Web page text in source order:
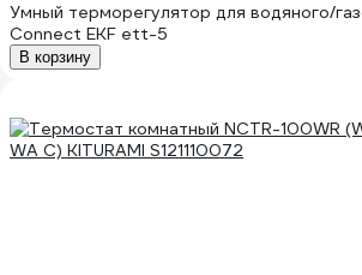
Умный терморегулятор для водяного/
Connect EKF ett-5
В корзину